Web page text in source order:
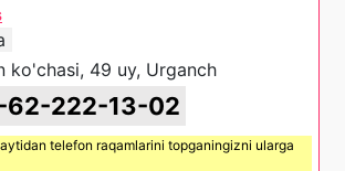
ko'chasi, 49 uy, Urganch
62-222-13-02
telefon raqamlarini topganingizni ularga